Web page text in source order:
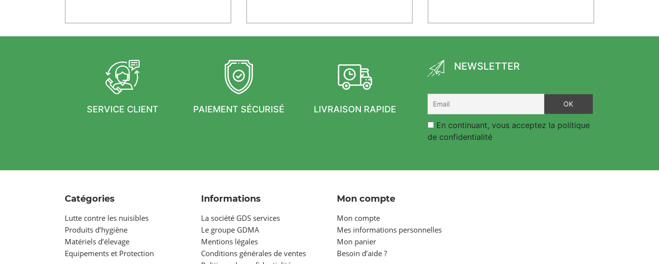
SERVICE CLIENT PAIEMENT SÉCURISÉ LIVRAISON RAPIDE
NEWSLETTER
En continuant, vous acceptez la politique
de confidentialité
Catégories
Lutte contre les nuisibles
Produits d’hygiène
Matériels d’élevage
Equipements et Protection
Informations
La société GDS services
Le groupe GDMA
Mentions légales
Conditions générales de ventes
Mon compte
Mon compte
Mes informations personnelles
Mon panier
Besoin d’aide ?